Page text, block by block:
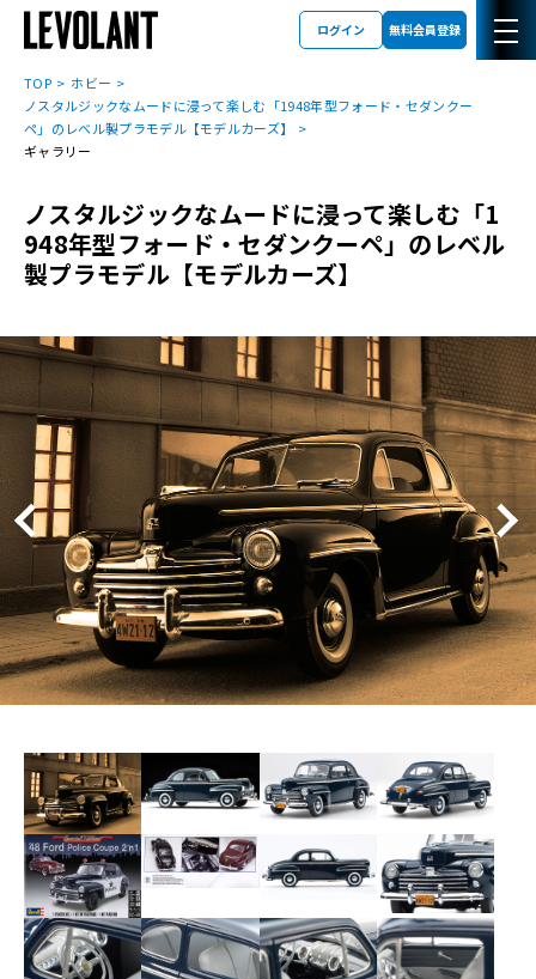
ログイン 無料会員登録
TOP
ホビー
ノスタルジックなムードに浸って楽しむ「1948年型フォード・セダンクー
ペ」のレベル製プラモデル【モデルカーズ】
ギャラリー
ノスタルジックなムードに浸って楽しむ「1
948年型フォード・セダンクーペ」のレベル
製プラモデル【モデルカーズ】